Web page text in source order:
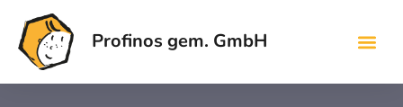
Profinos gem. GmbH